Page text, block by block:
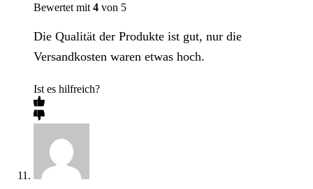
Bewertet mit 4 von 5
Die Qualität der Produkte ist gut, nur die
Versandkosten waren etwas hoch.
Ist es hilfreich?